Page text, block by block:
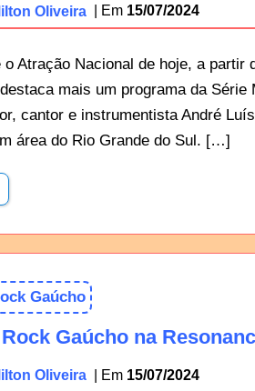
Oliveira 15/07/2024
o Atração Nacional de hoje, a partir
mais um programa da
cantor e instrumentista André
área do Rio Grande do Sul. […]
Gaúcho
Gaúcho na
Oliveira 15/07/2024